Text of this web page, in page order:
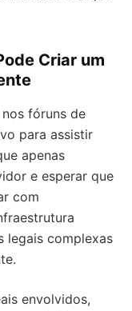
Criar um
fóruns de
para assistir
apenas
e esperar que
com
legais complexas
envolvidos,